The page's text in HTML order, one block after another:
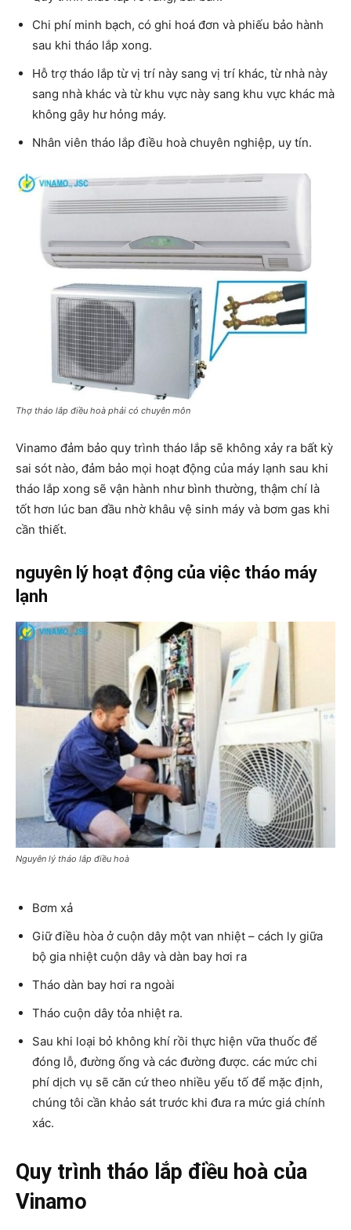
Chi phí minh bạch, có ghi hoá đơn và phiếu bảo hành
sau khi tháo lắp xong.
Hỗ trợ tháo lắp từ vị trí này sang vị trí khác, từ nhà này
sang nhà khác và từ khu vực này sang khu vực khác mà
không gây hư hỏng máy.
Nhân viên tháo lắp điều hoà chuyên nghiệp, uy tín.
Thợ tháo lắp điều hoà phải có chuyên môn
Vinamo đảm bảo quy trình tháo lắp sẽ không xảy ra bất kỳ
sai sót nào, đảm bảo mọi hoạt động của máy lạnh sau khi
tháo lắp xong sẽ vận hành như bình thường, thậm chí là
tốt hơn lúc ban đầu nhờ khâu vệ sinh máy và bơm gas khi
cần thiết.
nguyên lý hoạt động của việc tháo máy
lạnh
Nguyên lý tháo lắp điều hoà
Bơm xả
Giữ điều hòa ở cuộn dây một van nhiệt – cách ly giữa
bộ gia nhiệt cuộn dây và dàn bay hơi ra
Tháo dàn bay hơi ra ngoài
Tháo cuộn dây tỏa nhiệt ra.
Sau khi loại bỏ không khí rồi thực hiện vữa thuốc để
đóng lỗ, đường ống và các đường được. các mức chi
phí dịch vụ sẽ căn cứ theo nhiều yếu tố để mặc định,
chúng tôi cần khảo sát trước khi đưa ra mức giá chính
xác.
Quy trình tháo lắp điều hoà của
Vinamo